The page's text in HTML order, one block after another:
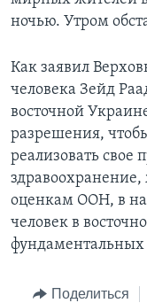
ночью. Утром
Как заявил
человека Зейд
восточной
разрешения,
реализовать свое
здравоохранение,
оценкам ООН, в
человек в
фундаментальных
Поделиться